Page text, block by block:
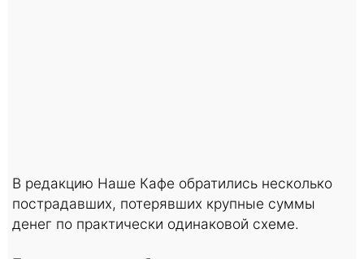
В редакцию Наше Кафе обратились несколько
пострадавших, потерявших крупные суммы
денег по практически одинаковой схеме.